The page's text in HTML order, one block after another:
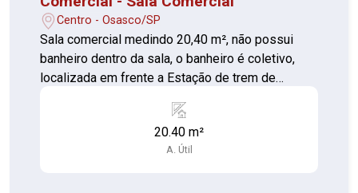
Centro - Osasco/SP
Sala comercial medindo 20,40 m², não possui
banheiro dentro da sala, o banheiro é coletivo,
localizada em frente a Estação de trem de
20.40 m²
A. Útil